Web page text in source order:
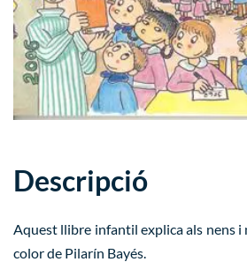
Descripció
Aquest llibre infantil explica als nens i
color de Pilarín Bayés.